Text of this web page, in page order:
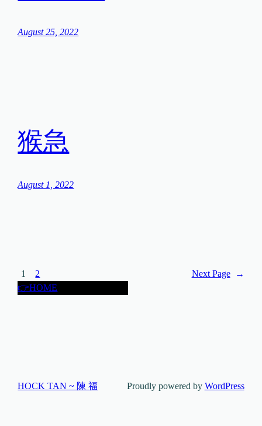
August 25, 2022
猴急
August 1, 2022
1 2 Next Page
→
👉HOME
HOCK TAN ~ 陳 福 Proudly powered by WordPress